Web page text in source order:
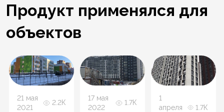
Продукт применялся для
объектов
21 мая
2021
2.2К
17 мая
2022
1.7К
1
апреля
1.7К